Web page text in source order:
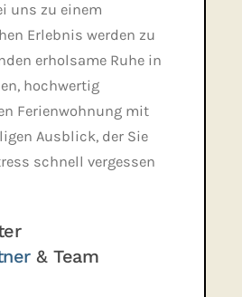
uns zu einem
Erlebnis werden zu
erholsame Ruhe in
hochwertig
Ferienwohnung mit
Ausblick, der Sie
schnell vergessen
& Team